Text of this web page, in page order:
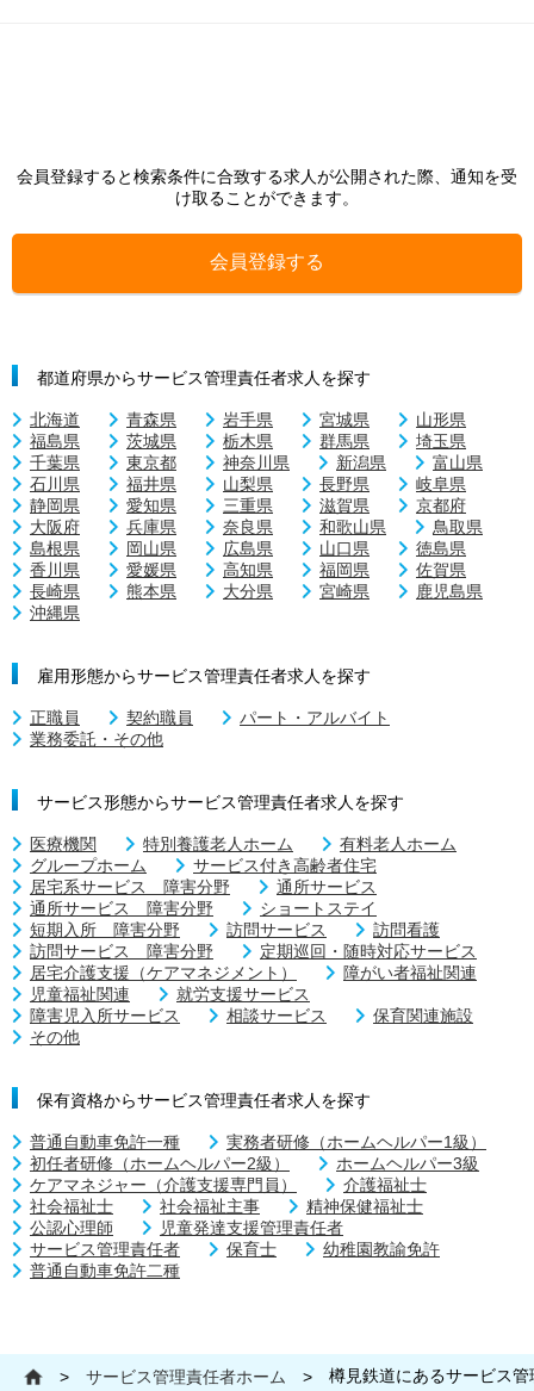
会員登録すると検索条件に合致する求人が公開された際、通知を受
け取ることができます。
会員登録する
都道府県からサービス管理責任者求人を探す
北海道 青森県 岩手県 宮城県
山形県
福島県
茨城県 栃木県 群馬県
埼玉県
千葉県
東京都 神奈川県 新潟県
富山県
石川県
福井県 山梨県 長野県
岐阜県
静岡県
愛知県 三重県 滋賀県
京都府
大阪府
兵庫県 奈良県 和歌山県
鳥取県
島根県
岡山県 広島県 山口県
徳島県
香川県
愛媛県 高知県 福岡県
佐賀県
長崎県
熊本県 大分県 宮崎県
鹿児島県
沖縄県
雇用形態からサービス管理責任者求人を探す
正職員 契約職員
パート・アルバイト
業務委託・その他
サービス形態からサービス管理責任者求人を探す
医療機関 特別養護老人ホーム
有料老人ホーム
グループホーム
サービス付き高齢者住宅
居宅系サービス 障害分野
通所サービス
通所サービス 障害分野
ショートステイ
短期入所 障害分野
訪問サービス
訪問看護
訪問サービス 障害分野
定期巡回・随時対応サービス
居宅介護支援（ケアマネジメント）
障がい者福祉関連
児童福祉関連
就労支援サービス
障害児入所サービス
相談サービス
保育関連施設
その他
保有資格からサービス管理責任者求人を探す
普通自動車免許一種
実務者研修（ホームヘルパー1級）
初任者研修（ホームヘルパー2級）
ホームヘルパー3級
ケアマネジャー（介護支援専門員）
介護福祉士
社会福祉士
社会福祉主事
精神保健福祉士
公認心理師
児童発達支援管理責任者
サービス管理責任者
保育士
幼稚園教諭免許
普通自動車免許二種
> サービス管理責任者ホーム > 樽見鉄道にあるサービス